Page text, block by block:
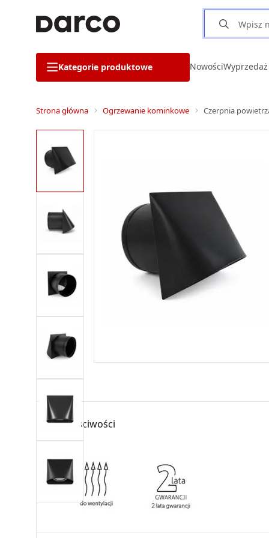
Kategorie produktowe NowościWyprzedaż
Strona główna Ogrzewanie kominkowe Czerpnia
Właściwości